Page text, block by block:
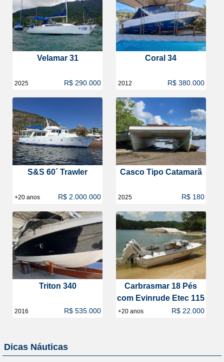
Velamar 31
2025 R$ 290.000
Coral 34
2012 R$ 380.000
S&S 60´ Trawler
+20 anos R$ 2.000.000
Casco Tipo Catamarã
2025 R$ 180
Triton 340
2016 R$ 535.000
Carbrasmar 18 Pés
com Evinrude Etec 115
+20 anos R$ 22.000
Dicas Náuticas